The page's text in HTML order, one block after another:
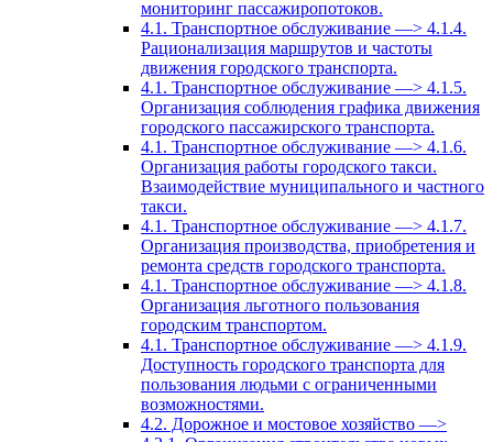
мониторинг пассажиропотоков.
4.1. Транспортное обслуживание —> 4.1.4.
Рационализация маршрутов и частоты
движения городского транспорта.
4.1. Транспортное обслуживание —> 4.1.5.
Организация соблюдения графика движения
городского пассажирского транспорта.
4.1. Транспортное обслуживание —> 4.1.6.
Организация работы городского такси.
Взаимодействие муниципального и частного
такси.
4.1. Транспортное обслуживание —> 4.1.7.
Организация производства, приобретения и
ремонта средств городского транспорта.
4.1. Транспортное обслуживание —> 4.1.8.
Организация льготного пользования
городским транспортом.
4.1. Транспортное обслуживание —> 4.1.9.
Доступность городского транспорта для
пользования людьми с ограниченными
возможностями.
4.2. Дорожное и мостовое хозяйство —>